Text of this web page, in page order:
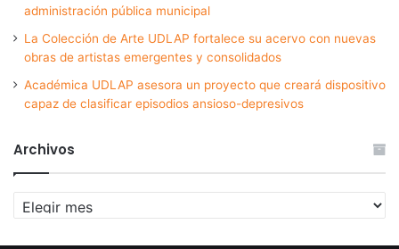
administración pública municipal
La Colección de Arte UDLAP fortalece su acervo con nuevas
obras de artistas emergentes y consolidados
Académica UDLAP asesora un proyecto que creará dispositivo
capaz de clasificar episodios ansioso-depresivos
Archivos
Archivos